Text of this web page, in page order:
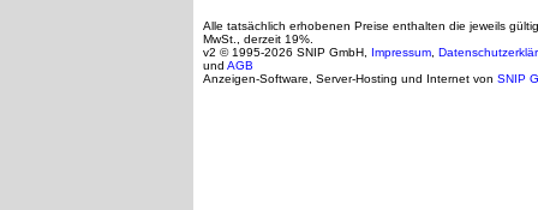
Alle tatsächlich erhobenen Preise enthalten die jeweils
MwSt., derzeit 19%.
v2 © 1995-2026 SNIP GmbH, Impressum
und AGB
Anzeigen-Software, Server-Hosting und Internet von SNIP